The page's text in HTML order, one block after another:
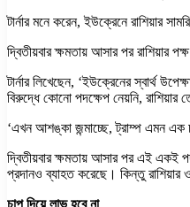
টার্নার মনে করেন, ইউক্রেনে রাশিয়ার
দ্বিতীয়বার ক্ষমতায় আসার পর রাশিয়ার
টার্নার লিখেছেন, ‘ইউক্রেনের স্বার্থ
বিরুদ্ধে কোনো পদক্ষেপ নেয়নি, রাশিয়ার
‘এখন আশঙ্কা জন্মাচ্ছে, ট্রাম্প এমন এক
দ্বিতীয়বার ক্ষমতায় আসার পর এই একই
প্রদানও ব্যাহত করেছে। কিন্তু
চাপ দিয়ে লাভ হবে না